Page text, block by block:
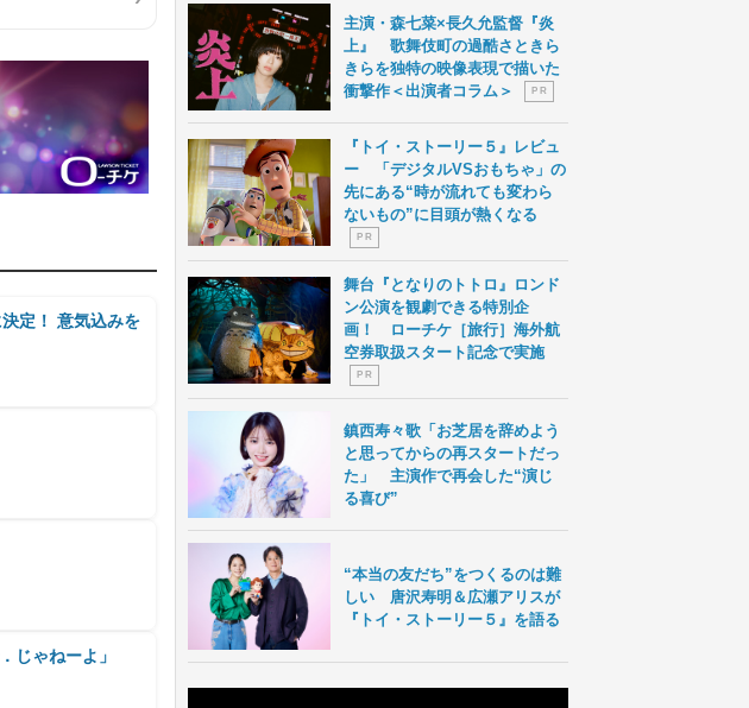
定！ 意気込みを
じゃねーよ」
主演・森七菜×長久允監督『炎
上』 歌舞伎町の過酷さときら
きらを独特の映像表現で描いた
衝撃作＜出演者コラム＞
P R
『トイ・ストーリー５』レビュ
ー 「デジタルVSおもちゃ」の
先にある“時が流れても変わら
ないもの”に目頭が熱くなる
P R
舞台『となりのトトロ』ロンド
ン公演を観劇できる特別企
画！ ローチケ［旅行］海外航
空券取扱スタート記念で実施
P R
鎮西寿々歌「お芝居を辞めよう
と思ってからの再スタートだっ
た」 主演作で再会した“演じ
る喜び”
“本当の友だち”をつくるのは難
しい 唐沢寿明＆広瀬アリスが
『トイ・ストーリー５』を語る